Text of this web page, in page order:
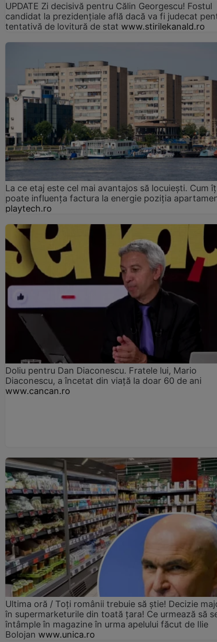
UPDATE Zi decisivă pentru Călin Georgescu! Fostul
candidat la prezidențiale află dacă va fi judecat
tentativă de lovitură de stat www.stirilekanald.ro
La ce etaj este cel mai avantajos să locuiești. Cum
poate influența factura la energie poziția
playtech.ro
Doliu pentru Dan Diaconescu. Fratele lui, Mario
Diaconescu, a încetat din viață la doar 60 de ani
www.cancan.ro
Ultima oră / Toți românii trebuie să știe! Decizie
în supermarketurile din toată țara! Ce urmează să
întâmple în magazine în urma apelului făcut de Ilie
Bolojan www.unica.ro